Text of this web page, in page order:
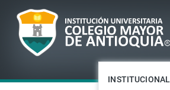
INSTITUCIONAL